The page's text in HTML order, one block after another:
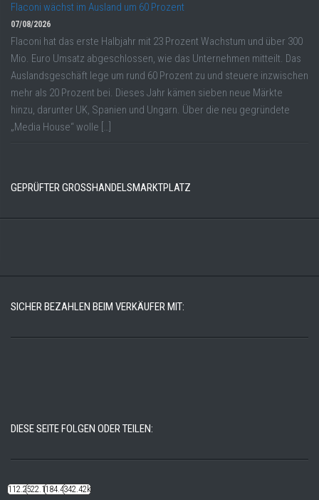
Flaconi wächst im Ausland um 60 Prozent
07/08/2026
Flaconi hat das erste Halbjahr mit 23 Prozent Wachstum und über 300
Mio. Euro Umsatz abgeschlossen, wie das Unternehmen mitteilt. Das
Auslandsgeschäft lege um rund 60 Prozent zu und steuere inzwischen
mehr als 20 Prozent bei. Dieses Jahr kämen sieben neue Märkte
hinzu, darunter UK, Spanien und Ungarn. Über die neu gegründete
„Media House“ wolle […]
GEPRÜFTER GROSSHANDELSMARKTPLATZ
SICHER BEZAHLEN BEIM VERKÄUFER MIT:
DIESE SEITE FOLGEN ODER TEILEN:
112.22k522.14k184.48k342.42k